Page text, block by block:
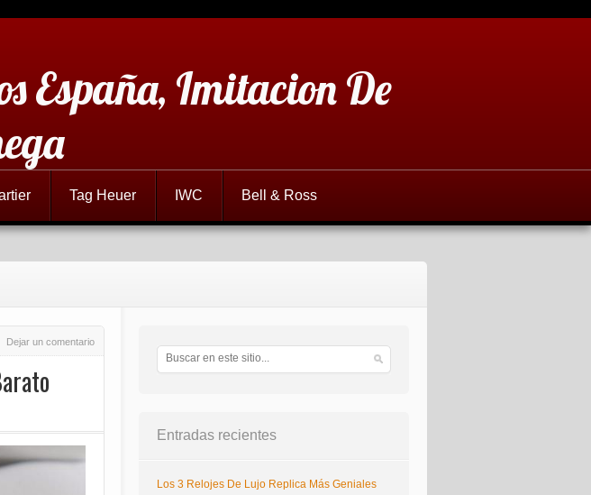
España, Imitacion De
Tag Heuer IWC Bell & Ross
Dejar un comentario
Entradas recientes
Los 3 Relojes De Lujo Replica Más Geniales